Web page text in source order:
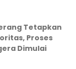
Tetapkan
Proses
Dimulai